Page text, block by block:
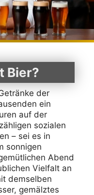
Bier?
der
ein
auf der
sozialen
– sei es in
sonnigen
Abend
Vielfalt an
demselben
gemälztes